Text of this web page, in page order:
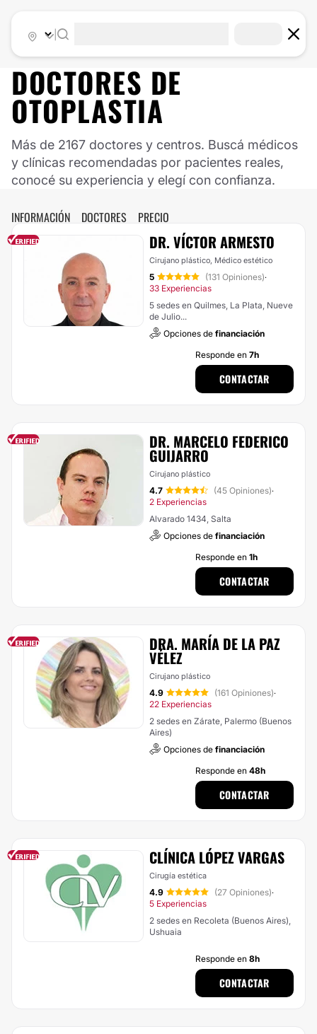
DOCTORES DE
OTOPLASTIA
Más de 2167 doctores y centros. Buscá médicos
y clínicas recomendadas por pacientes reales,
conocé su experiencia y elegí con confianza.
INFORMACIÓN DOCTORES PRECIO
DR. VÍCTOR ARMESTO
Cirujano plástico, Médico estético
5 (131 Opiniones)·
33 Experiencias
5 sedes en Quilmes, La Plata, Nueve
de Julio...
Opciones de financiación
Responde en 7h
CONTACTAR
DR. MARCELO FEDERICO
GUIJARRO
Cirujano plástico
4.7 (45 Opiniones)·
2 Experiencias
Alvarado 1434, Salta
Opciones de financiación
Responde en 1h
CONTACTAR
DRA. MARÍA DE LA PAZ
VÉLEZ
Cirujano plástico
4.9 (161 Opiniones)·
22 Experiencias
2 sedes en Zárate, Palermo (Buenos
Aires)
Opciones de financiación
Responde en 48h
CONTACTAR
CLÍNICA LÓPEZ VARGAS
Cirugía estética
4.9 (27 Opiniones)·
5 Experiencias
2 sedes en Recoleta (Buenos Aires),
Ushuaia
Responde en 8h
CONTACTAR